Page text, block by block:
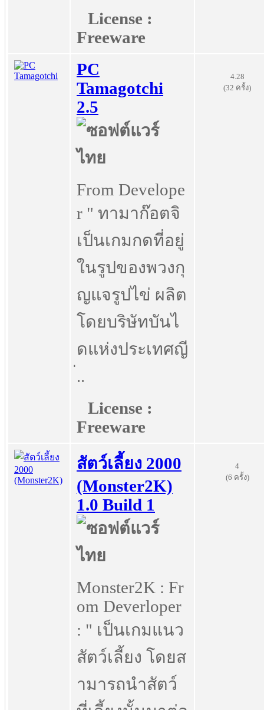
License :
Freeware
PC
Tamagotchi
2.5
From Develope
r " ทามาก๊อตจิ
เป็นเกมกดที่อยู่
ในรูปของพวงกุ
ญแจรูปไข่ ผลิต
โดยบริษัทบันไ
ดแห่งประเทศญี
่..
License :
Freeware
4.28
(32 ครั้ง)
สัตว์เลี้ยง 2000
(Monster2K)
1.0 Build 1
Monster2K : Fr
om Deverloper
: " เป็นเกมแนว
สัตว์เลี้ยง โดยส
ามารถนำสัตว์
4
(6 ครั้ง)